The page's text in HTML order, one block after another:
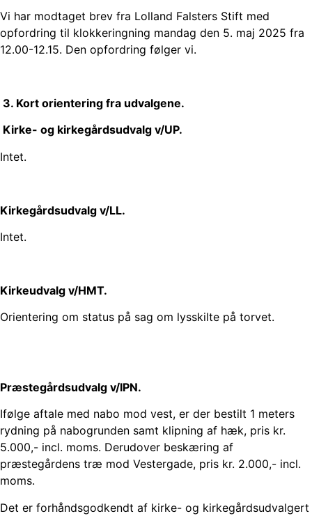
Vi har modtaget brev fra Lolland Falsters Stift med
opfordring til klokkeringning mandag den 5. maj 2025 fra
12.00-12.15. Den opfordring følger vi.
3. Kort orientering fra udvalgene.
Kirke- og kirkegårdsudvalg v/UP.
Intet.
Kirkegårdsudvalg v/LL.
Intet.
Kirkeudvalg v/HMT.
Orientering om status på sag om lysskilte på torvet.
Præstegårdsudvalg v/IPN.
Ifølge aftale med nabo mod vest, er der bestilt 1 meters
rydning på nabogrunden samt klipning af hæk, pris kr.
5.000,- incl. moms. Derudover beskæring af
præstegårdens træ mod Vestergade, pris kr. 2.000,- incl.
moms.
Det er forhåndsgodkendt af kirke- og kirkegårdsudvalgert